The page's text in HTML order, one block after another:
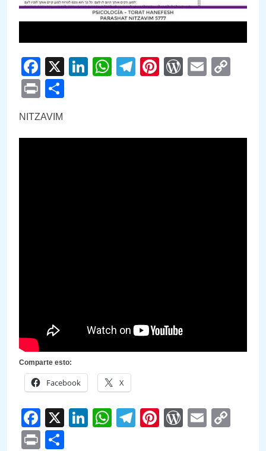
Facebook
X LinkedIn
WhatsApp
Telegram
PinterestEmail
Print
NITZAVIM
Comparte esto:
Facebook X
Facebook
X LinkedIn
WhatsApp
Telegram
PinterestEmail
Print